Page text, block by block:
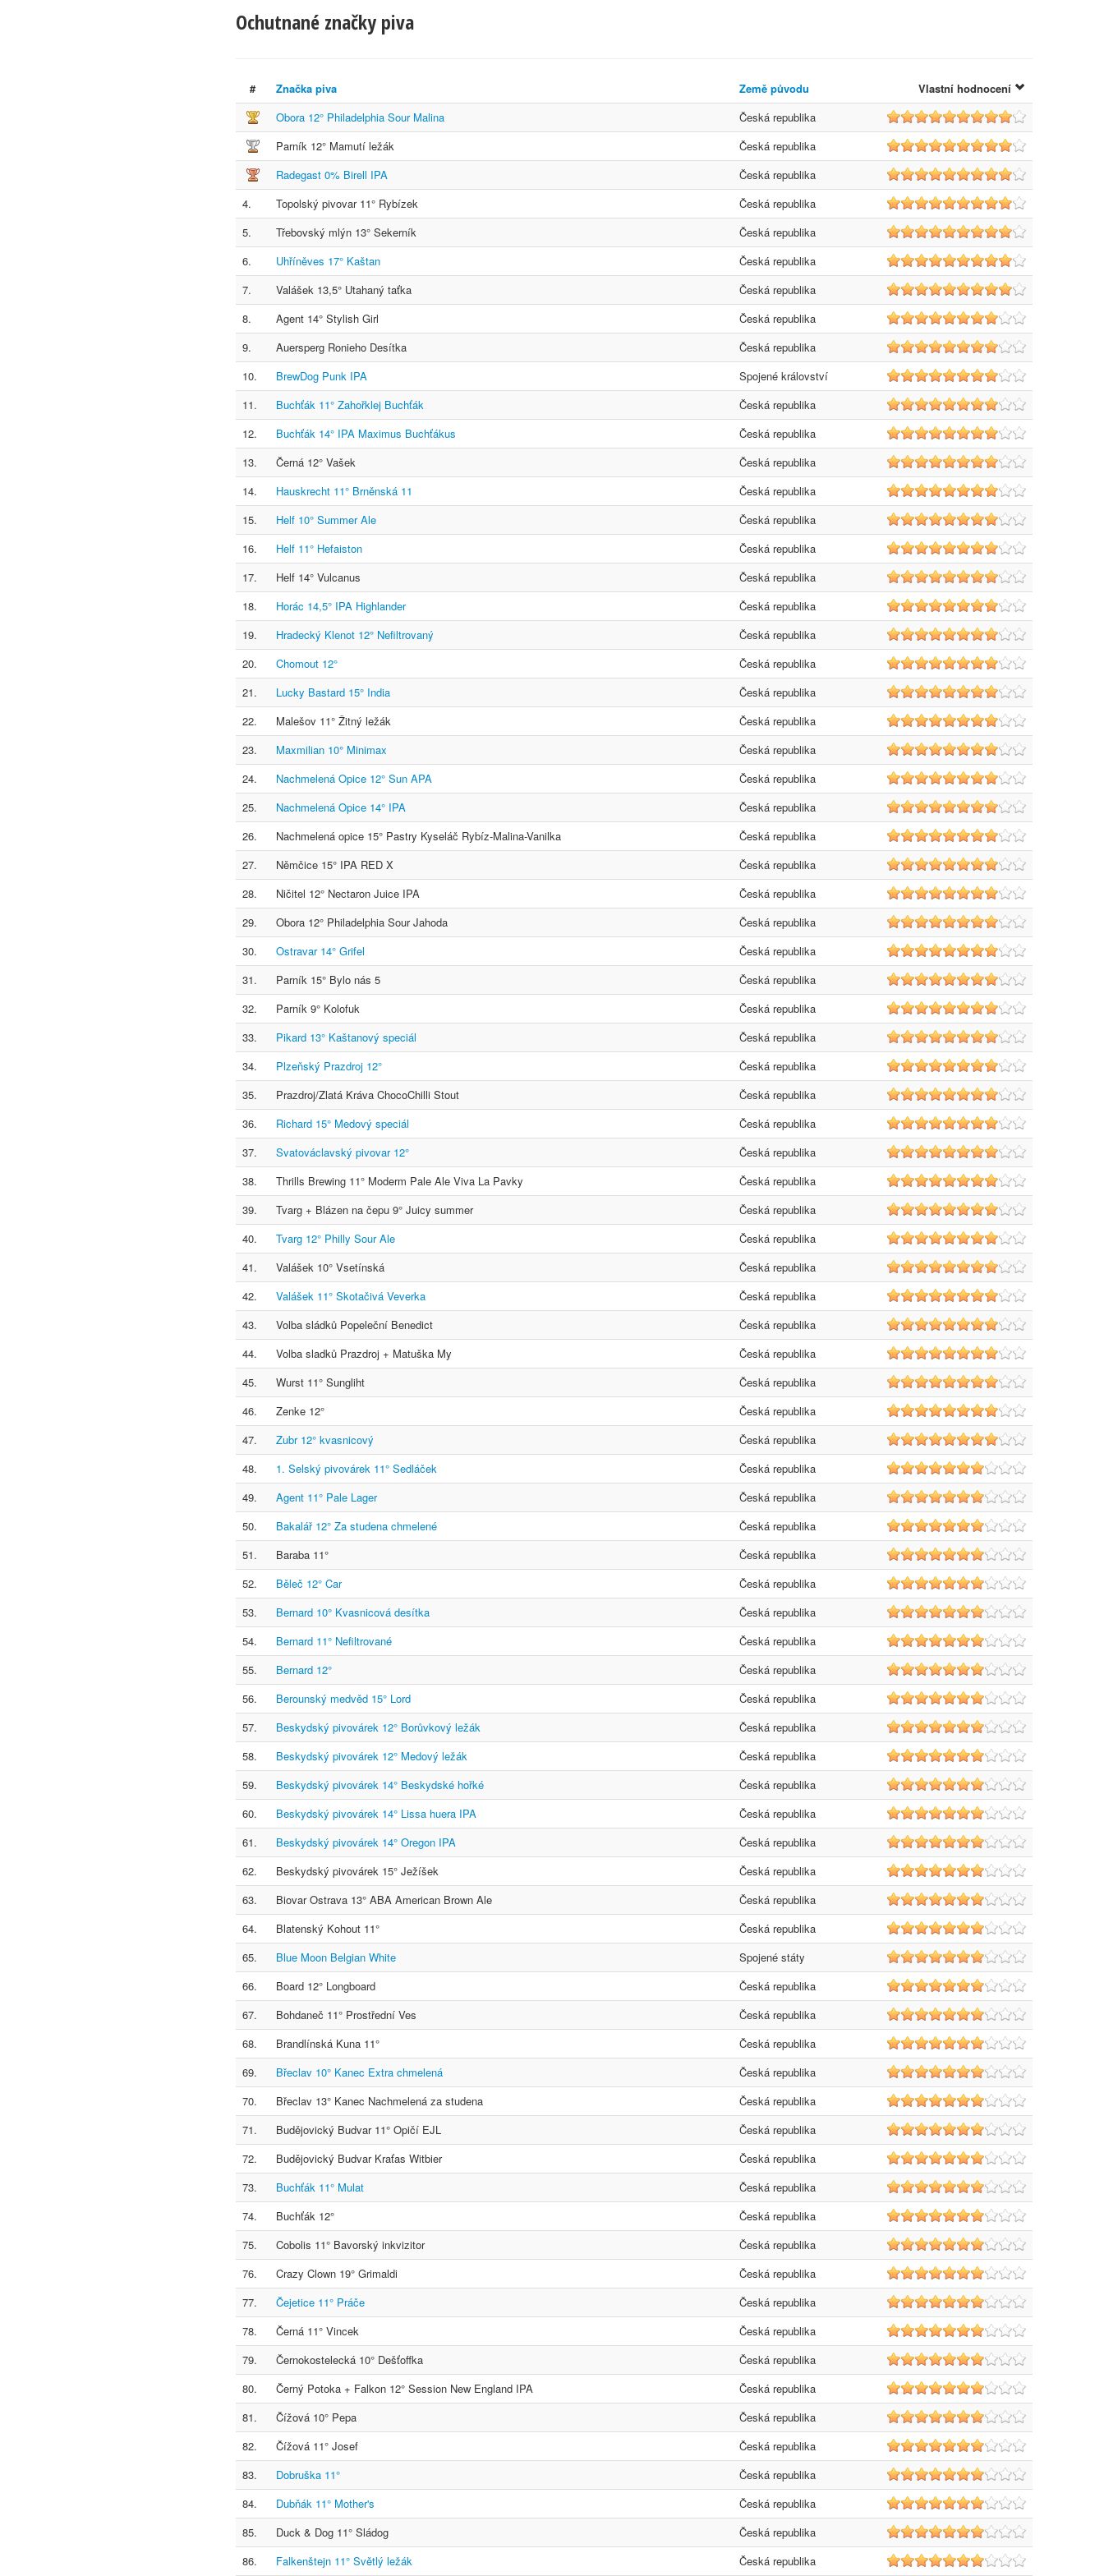
Ochutnané značky piva
# Značka piva Země původu
Vlastní hodnocení
Obora 12° Philadelphia Sour Malina
Česká republika
9
Parník 12° Mamutí ležák
Česká republika
9
Radegast 0% Birell IPA
Česká republika
9
4.
Topolský pivovar 11° Rybízek Česká republika
9
5.
Třebovský mlýn 13° Sekerník Česká republika
9
6.
Uhříněves 17° Kaštan Česká republika
9
7.
Valášek 13,5° Utahaný taťka Česká republika
9
8.
Agent 14° Stylish Girl Česká republika
8
9.
Auersperg Ronieho Desítka Česká republika
8
10.
BrewDog Punk IPA Spojené království
8
11.
Buchťák 11° Zahořklej Buchťák Česká republika
8
12.
Buchťák 14° IPA Maximus Buchťákus Česká republika
8
13.
Černá 12° Vašek Česká republika
8
14.
Hauskrecht 11° Brněnská 11 Česká republika
8
15.
Helf 10° Summer Ale Česká republika
8
16.
Helf 11° Hefaiston Česká republika
8
17.
Helf 14° Vulcanus Česká republika
8
18.
Horác 14,5° IPA Highlander Česká republika
8
19.
Hradecký Klenot 12° Nefiltrovaný Česká republika
8
20.
Chomout 12° Česká republika
8
21.
Lucky Bastard 15° India Česká republika
8
22.
Malešov 11° Žitný ležák Česká republika
8
23.
Maxmilian 10° Minimax Česká republika
8
24.
Nachmelená Opice 12° Sun APA Česká republika
8
25.
Nachmelená Opice 14° IPA Česká republika
8
26.
Nachmelená opice 15° Pastry Kyseláč Rybíz-Malina-Vanilka Česká republika
8
27.
Němčice 15° IPA RED X Česká republika
8
28.
Ničitel 12° Nectaron Juice IPA Česká republika
8
29.
Obora 12° Philadelphia Sour Jahoda Česká republika
8
30.
Ostravar 14° Grifel Česká republika
8
31.
Parník 15° Bylo nás 5 Česká republika
8
32.
Parník 9° Kolofuk Česká republika
8
33.
Pikard 13° Kaštanový speciál Česká republika
8
34.
Plzeňský Prazdroj 12° Česká republika
8
35.
Prazdroj/Zlatá Kráva ChocoChilli Stout Česká republika
8
36.
Richard 15° Medový speciál Česká republika
8
37.
Svatováclavský pivovar 12° Česká republika
8
38.
Thrills Brewing 11° Moderm Pale Ale Viva La Pavky Česká republika
8
39.
Tvarg + Blázen na čepu 9° Juicy summer Česká republika
8
40.
Tvarg 12° Philly Sour Ale Česká republika
8
41.
Valášek 10° Vsetínská Česká republika
8
42.
Valášek 11° Skotačivá Veverka Česká republika
8
43.
Volba sládků Popeleční Benedict Česká republika
8
44.
Volba sladků Prazdroj + Matuška My Česká republika
8
45.
Wurst 11° Sungliht Česká republika
8
46.
Zenke 12° Česká republika
8
47.
Zubr 12° kvasnicový Česká republika
8
48.
1. Selský pivovárek 11° Sedláček Česká republika
7
49.
Agent 11° Pale Lager Česká republika
7
50.
Bakalář 12° Za studena chmelené Česká republika
7
51.
Baraba 11° Česká republika
7
52.
Běleč 12° Car Česká republika
7
53.
Bernard 10° Kvasnicová desítka Česká republika
7
54.
Bernard 11° Nefiltrované Česká republika
7
55.
Bernard 12° Česká republika
7
56.
Berounský medvěd 15° Lord Česká republika
7
57.
Beskydský pivovárek 12° Borůvkový ležák Česká republika
7
58.
Beskydský pivovárek 12° Medový ležák Česká republika
7
59.
Beskydský pivovárek 14° Beskydské hořké Česká republika
7
60.
Beskydský pivovárek 14° Lissa huera IPA Česká republika
7
61.
Beskydský pivovárek 14° Oregon IPA Česká republika
7
62.
Beskydský pivovárek 15° Ježíšek Česká republika
7
63.
Biovar Ostrava 13° ABA American Brown Ale Česká republika
7
64.
Blatenský Kohout 11° Česká republika
7
65.
Blue Moon Belgian White Spojené státy
7
66.
Board 12° Longboard Česká republika
7
67.
Bohdaneč 11° Prostřední Ves Česká republika
7
68.
Brandlínská Kuna 11° Česká republika
7
69.
Břeclav 10° Kanec Extra chmelená Česká republika
7
70.
Břeclav 13° Kanec Nachmelená za studena Česká republika
7
71.
Budějovický Budvar 11° Opičí EJL Česká republika
7
72.
Budějovický Budvar Kraťas Witbier Česká republika
7
73.
Buchťák 11° Mulat Česká republika
7
74.
Buchťák 12° Česká republika
7
75.
Cobolis 11° Bavorský inkvizitor Česká republika
7
76.
Crazy Clown 19° Grimaldi Česká republika
7
77.
Čejetice 11° Práče Česká republika
7
78.
Černá 11° Vincek Česká republika
7
79.
Černokostelecká 10° Dešťoffka Česká republika
7
80.
Černý Potoka + Falkon 12° Session New England IPA Česká republika
7
81.
Čížová 10° Pepa Česká republika
7
82.
Čížová 11° Josef Česká republika
7
83.
Dobruška 11° Česká republika
7
84.
Dubňák 11° Mother's Česká republika
7
85.
Duck & Dog 11° Sládog Česká republika
7
86.
Falkenštejn 11° Světlý ležák Česká republika 7